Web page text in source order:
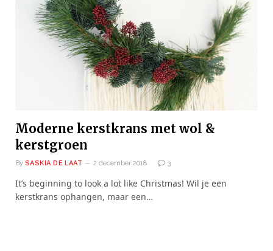
Moderne kerstkrans met wol &
kerstgroen
By SASKIA DE LAAT 2 december 2018 3
It’s beginning to look a lot like Christmas! Wil je een
kerstkrans ophangen, maar een…